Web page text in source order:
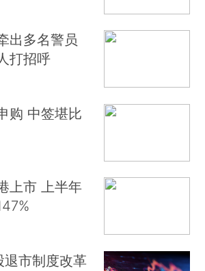
出多名警员
打招呼
购 中签堪比
上市 上半年
退市制度改革